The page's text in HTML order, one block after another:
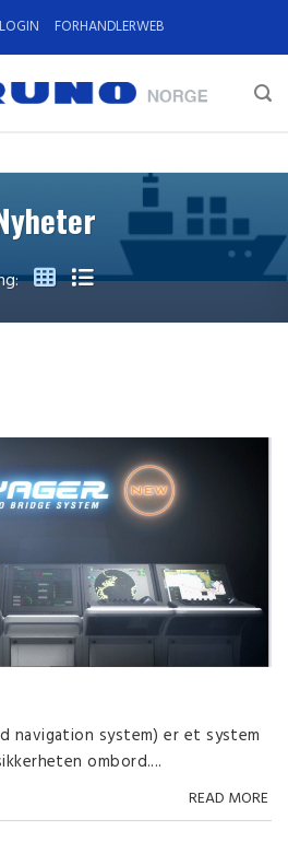
FORHANDLERWEB
navigation system) er et system
ombord....
READ MORE